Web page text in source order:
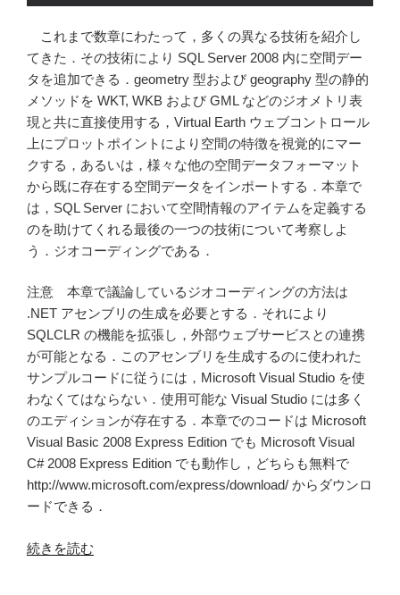
これまで数章にわたって，多くの異なる技術を紹介し
てきた．その技術により SQL Server 2008 内に空間デー
タを追加できる．geometry 型および geography 型の静的
メソッドを WKT, WKB および GML などのジオメトリ表
現と共に直接使用する，Virtual Earth ウェブコントロール
上にプロットポイントにより空間の特徴を視覚的にマー
クする，あるいは，様々な他の空間データフォーマット
から既に存在する空間データをインポートする．本章で
は，SQL Server において空間情報のアイテムを定義する
のを助けてくれる最後の一つの技術について考察しよ
う．ジオコーディングである．
注意 本章で議論しているジオコーディングの方法は
.NET アセンブリの生成を必要とする．それにより
SQLCLR の機能を拡張し，外部ウェブサービスとの連携
が可能となる．このアセンブリを生成するのに使われた
サンプルコードに従うには，Microsoft Visual Studio を使
わなくてはならない．使用可能な Visual Studio には多く
のエディションが存在する．本章でのコードは Microsoft
Visual Basic 2008 Express Edition でも Microsoft Visual
C# 2008 Express Edition でも動作し，どちらも無料で
http://www.microsoft.com/express/download/ からダウンロ
ードできる．
“第
続きを読む